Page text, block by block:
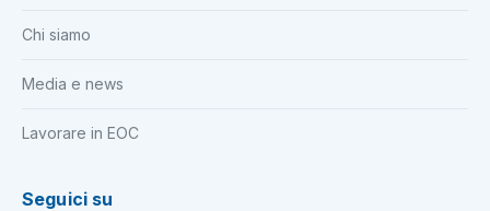
Chi siamo
Media e news
Lavorare in EOC
Seguici su